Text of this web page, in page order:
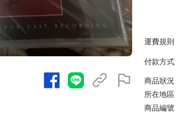
運費規則
付款方式
商品狀況
所在地區
商品編號